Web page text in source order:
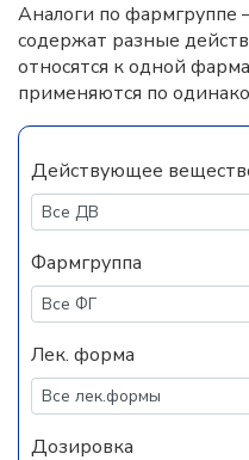
Аналоги по
содержат разные
относятся к одной
применяются по
Действующее
Фармгруппа
Лек. форма
Дозировка